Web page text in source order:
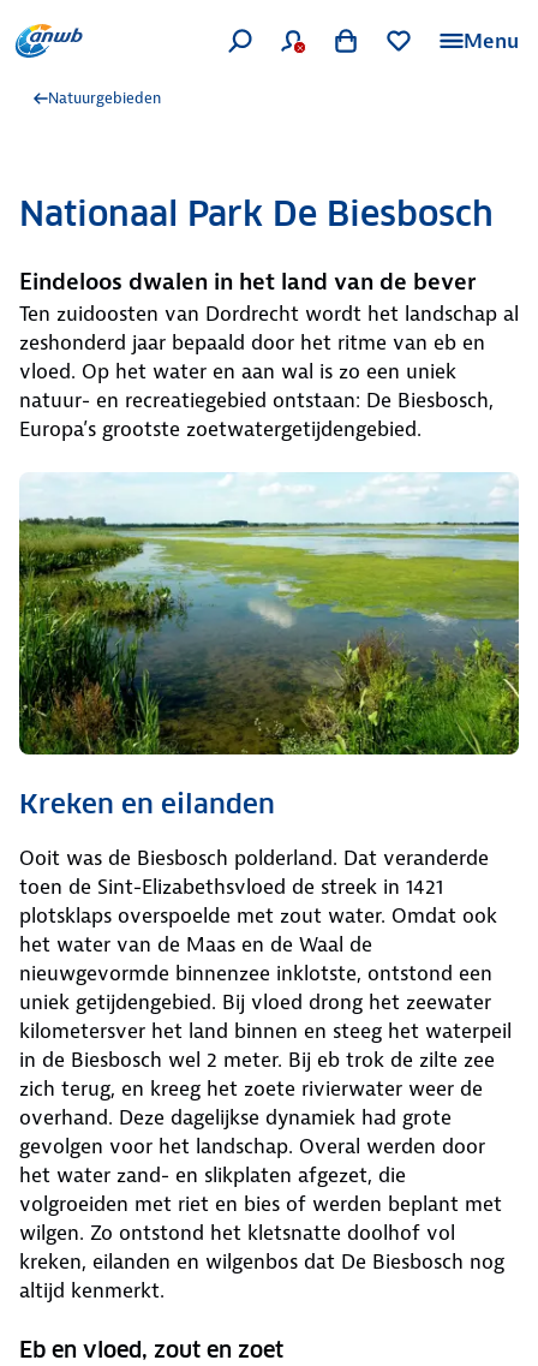
Menu
Natuurgebieden
Nationaal Park De Biesbosch
Eindeloos dwalen in het land van de bever
Ten zuidoosten van Dordrecht wordt het landschap al
zeshonderd jaar bepaald door het ritme van eb en
vloed. Op het water en aan wal is zo een uniek
natuur- en recreatiegebied ontstaan: De Biesbosch,
Europa’s grootste zoetwatergetijdengebied.
Kreken en eilanden
Ooit was de Biesbosch polderland. Dat veranderde
toen de Sint-Elizabethsvloed de streek in 1421
plotsklaps overspoelde met zout water. Omdat ook
het water van de Maas en de Waal de
nieuwgevormde binnenzee inklotste, ontstond een
uniek getijdengebied. Bij vloed drong het zeewater
kilometersver het land binnen en steeg het waterpeil
in de Biesbosch wel 2 meter. Bij eb trok de zilte zee
zich terug, en kreeg het zoete rivierwater weer de
overhand. Deze dagelijkse dynamiek had grote
gevolgen voor het landschap. Overal werden door
het water zand- en slikplaten afgezet, die
volgroeiden met riet en bies of werden beplant met
wilgen. Zo ontstond het kletsnatte doolhof vol
kreken, eilanden en wilgenbos dat De Biesbosch nog
altijd kenmerkt.
Eb en vloed, zout en zoet